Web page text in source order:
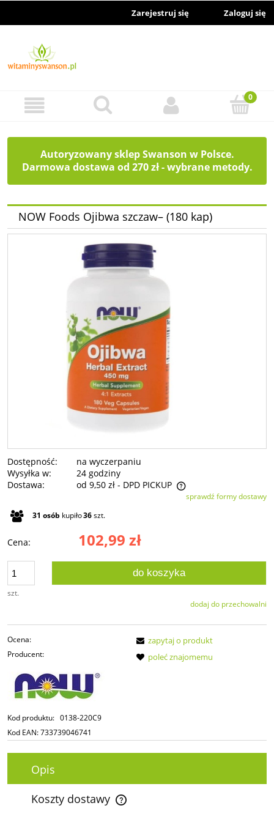
Zarejestruj się Zaloguj się
Autoryzowany sklep Swanson w Polsce.
Darmowa dostawa od 270 zł - wybrane metody.
NOW Foods Ojibwa szczaw– (180 kap)
Dostępność:
na wyczerpaniu
Wysyłka w:
24 godziny
Dostawa:
od 9,50 zł - DPD PICKUP
Cena nie zawiera ewentualnych kosztów płatnościsprawdź formy dostawy
31 osób kupiło36szt.
Cena: 102,99 zł
szt.
do koszyka
dodaj do przechowalni
Ocena:
Producent:
Kod produktu: 0138-220C9
Kod EAN:733739046741
zapytaj o produkt
poleć znajomemu
Opis
Koszty dostawy
Cena nie zawiera ewentualnych kosztów płatności